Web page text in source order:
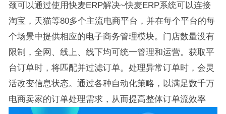
颈可以通过使用快麦ERP解决~快麦ERP系统可以连接
淘宝，天猫等80多个主流电商平台，并在每个平台的每
个场景中提供相应的电子商务管理模块。门店数量没有
限制，全网、线上、线下均可统一管理和运营。获取平
台订单时，将匹配并过滤订单。处理异常订单时，会灵
活改变信息状态。通过各种自动化策略，以满足数千万
电商卖家的订单处理需求，从而提高整体订单流效率